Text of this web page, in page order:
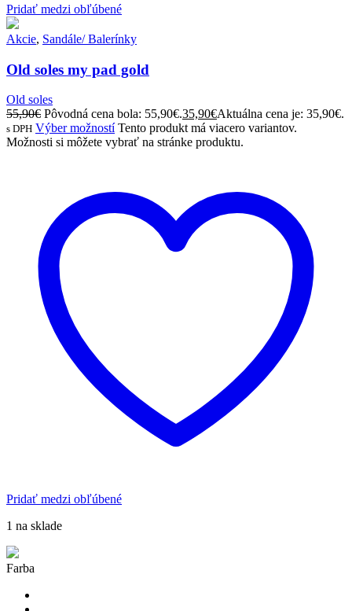
Pridať medzi obľúbené
Akcie, Sandále/ Balerínky
Old soles my pad gold
Old soles
55,90€ Pôvodná cena bola: 55,90€.35,90€Aktuálna cena je: 35,90€.
s DPH Výber možností Tento produkt má viacero variantov.
Možnosti si môžete vybrať na stránke produktu.
Pridať medzi obľúbené
1 na sklade
Farba